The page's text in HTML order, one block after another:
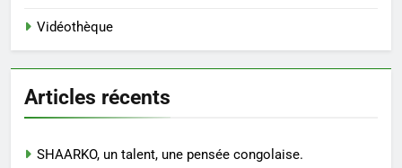
Vidéothèque
Articles récents
SHAARKO, un talent, une pensée congolaise.